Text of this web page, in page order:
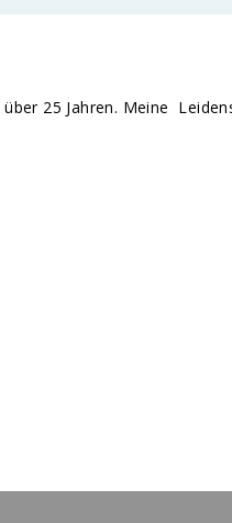
25 Jahren. Meine